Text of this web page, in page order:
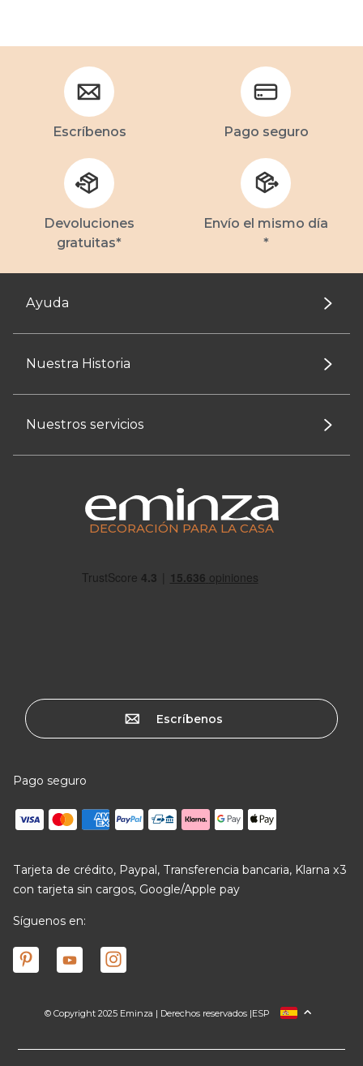
Escríbenos Pago seguro
Devoluciones
gratuitas*
Envío el mismo día
*
Ayuda
Nuestra Historia
Nuestros servicios
DECORACIÓN PARA LA CASA
Escríbenos
Pago seguro
Tarjeta de crédito, Paypal, Transferencia bancaria, Klarna x3
con tarjeta sin cargos, Google/Apple pay
Síguenos en:
© Copyright 2025 Eminza | Derechos reservados |
FRANCIAESP